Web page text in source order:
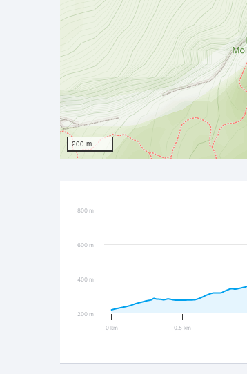
200 m
0 km 0.5 km
200 m
400 m
600 m
800 m